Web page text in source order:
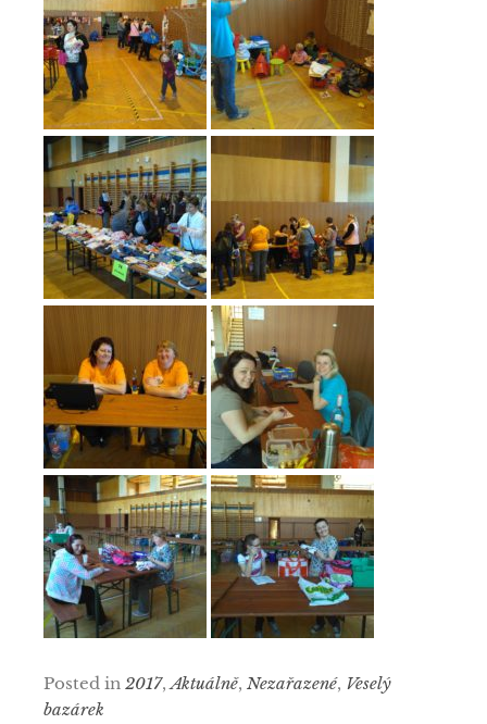
Posted in 2017,Aktuálně, Nezařazené, Veselý
bazárek